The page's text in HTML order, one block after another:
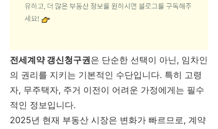
전세계약 갱신청구권은 단순한 선택이 아닌, 임차인
의 권리를 지키는 기본적인 수단입니다. 특히 고령
자, 무주택자, 주거 이전이 어려운 가정에게는 필수
적인 정보입니다.
2025년 현재 부동산 시장은 변화가 빠르므로, 계약